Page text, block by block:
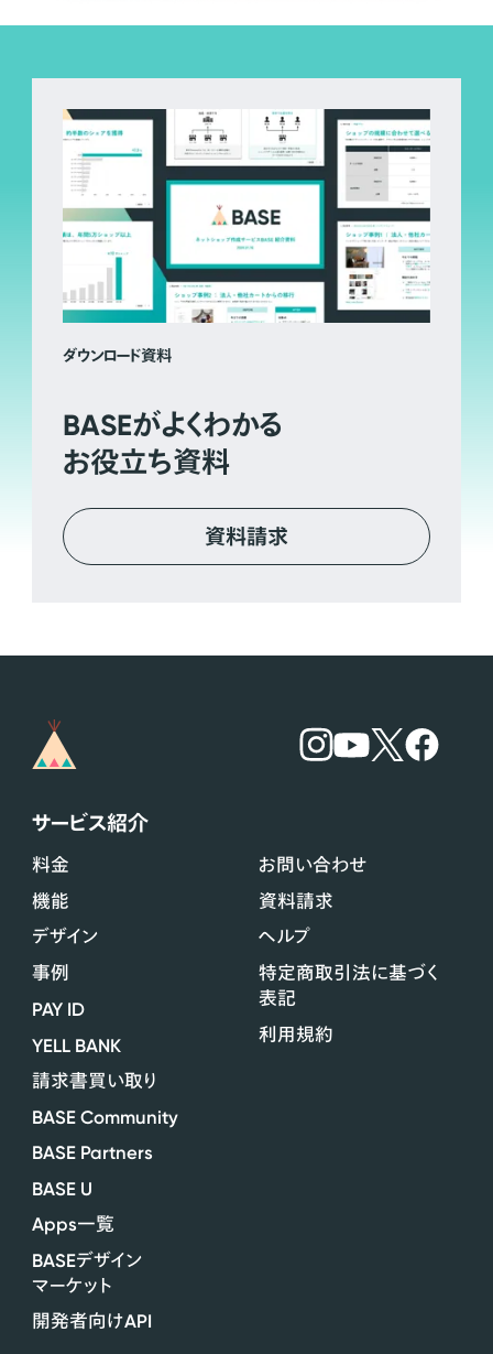
ダウンロード資料
BASEがよくわかる
お役立ち資料
資料請求
サービス紹介
料金
機能
デザイン
事例
PAY ID
YELL BANK
請求書買い取り
BASE Community
BASE Partners
BASE U
Apps一覧
BASEデザイン
マーケット
開発者向けAPI
お問い合わせ
資料請求
ヘルプ
特定商取引法に基づく
表記
利用規約